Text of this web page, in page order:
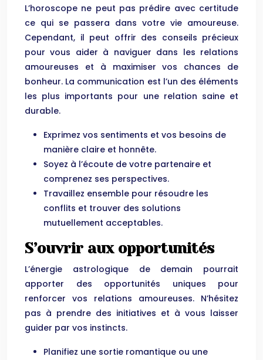
L’horoscope ne peut pas prédire avec certitude
ce qui se passera dans votre vie amoureuse.
Cependant, il peut offrir des conseils précieux
pour vous aider à naviguer dans les relations
amoureuses et à maximiser vos chances de
bonheur. La communication est l’un des éléments
les plus importants pour une relation saine et
durable.
Exprimez vos sentiments et vos besoins de
manière claire et honnête.
Soyez à l’écoute de votre partenaire et
comprenez ses perspectives.
Travaillez ensemble pour résoudre les
conflits et trouver des solutions
mutuellement acceptables.
S’ouvrir aux opportunités
L’énergie astrologique de demain pourrait
apporter des opportunités uniques pour
renforcer vos relations amoureuses. N’hésitez
pas à prendre des initiatives et à vous laisser
guider par vos instincts.
Planifiez une sortie romantique ou une